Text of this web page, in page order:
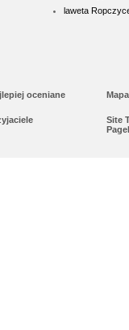
laweta
oceniane
Site